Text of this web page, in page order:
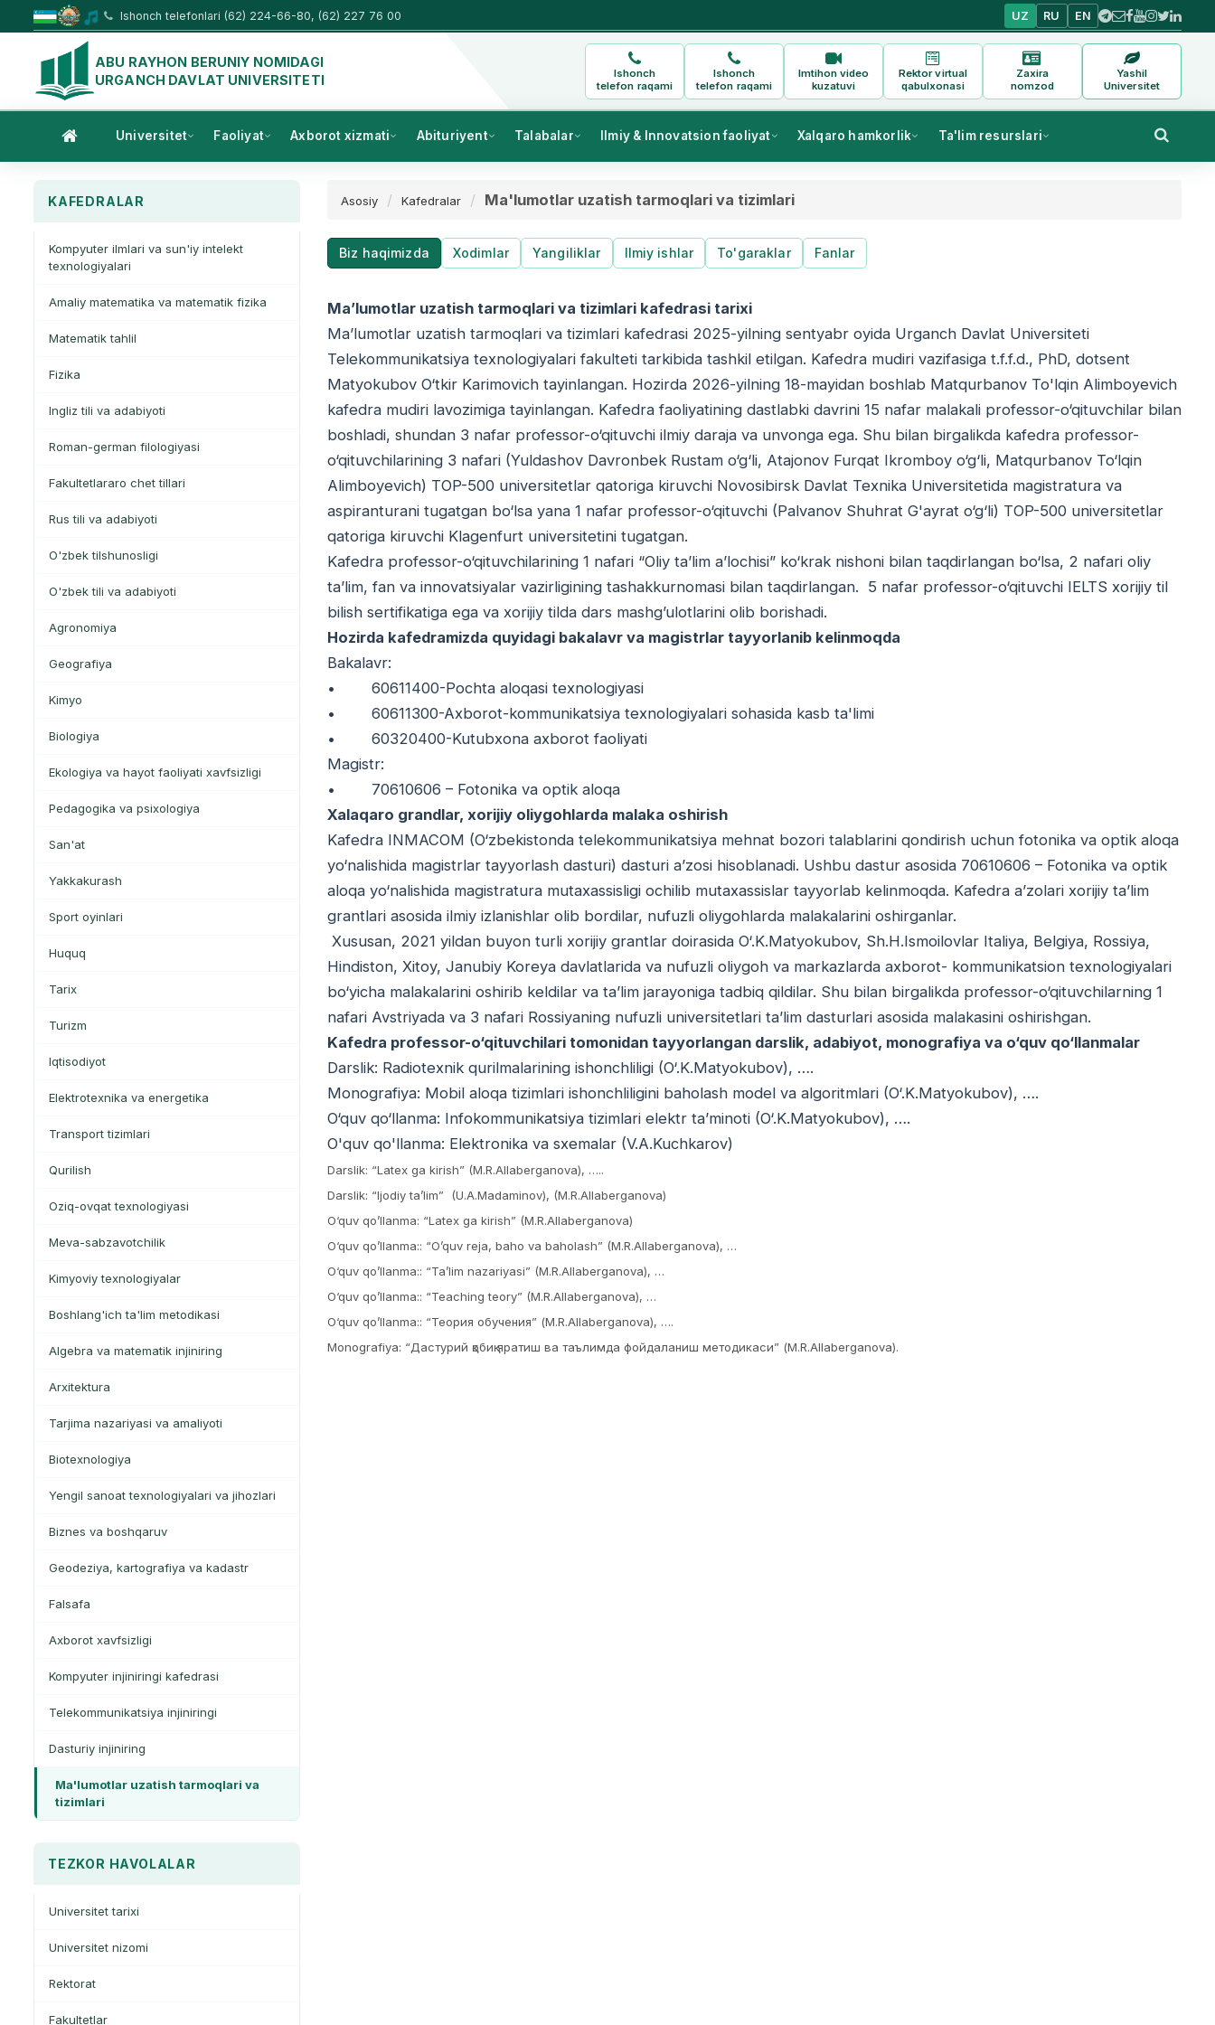
Ishonch telefonlari (62) 224-66-80, (62) 227 76 00 UZ RU EN
ABU RAYHON BERUNIY NOMIDAGI
URGANCH DAVLAT UNIVERSITETI
Ishonch
telefon raqami
Ishonch
telefon raqami
Imtihon video
kuzatuvi
Rektor virtual
qabulxonasi
Zaxira
nomzod
Yashil
Universitet
Universitet Faoliyat Axborot xizmati Abituriyent Talabalar Ilmiy & Innovatsion faoliyat Xalqaro hamkorlik Ta'lim resurslari
KAFEDRALAR
Kompyuter ilmlari va sun'iy intelekt
texnologiyalari
Amaliy matematika va matematik fizika
Matematik tahlil
Fizika
Ingliz tili va adabiyoti
Roman-german filologiyasi
Fakultetlararo chet tillari
Rus tili va adabiyoti
O'zbek tilshunosligi
O'zbek tili va adabiyoti
Agronomiya
Geografiya
Kimyo
Biologiya
Ekologiya va hayot faoliyati xavfsizligi
Pedagogika va psixologiya
San'at
Yakkakurash
Sport oyinlari
Huquq
Tarix
Turizm
Iqtisodiyot
Elektrotexnika va energetika
Transport tizimlari
Qurilish
Oziq-ovqat texnologiyasi
Meva-sabzavotchilik
Kimyoviy texnologiyalar
Boshlang'ich ta'lim metodikasi
Algebra va matematik injiniring
Arxitektura
Tarjima nazariyasi va amaliyoti
Biotexnologiya
Yengil sanoat texnologiyalari va jihozlari
Biznes va boshqaruv
Geodeziya, kartografiya va kadastr
Falsafa
Axborot xavfsizligi
Kompyuter injiniringi kafedrasi
Telekommunikatsiya injiniringi
Dasturiy injiniring
Ma'lumotlar uzatish tarmoqlari va
tizimlari
TEZKOR HAVOLALAR
Universitet tarixi
Universitet nizomi
Rektorat
Fakultetlar
Asosiy Kafedralar Ma'lumotlar uzatish tarmoqlari va tizimlari
Biz haqimizda Xodimlar Yangiliklar Ilmiy ishlar To'garaklar Fanlar
Ma’lumotlar uzatish tarmoqlari va tizimlari kafedrasi tarixi
Ma’lumotlar uzatish tarmoqlari va tizimlari kafedrasi 2025-yilning sentyabr oyida Urganch Davlat Universiteti
Telekommunikatsiya texnologiyalari fakulteti tarkibida tashkil etilgan. Kafedra mudiri vazifasiga t.f.f.d., PhD, dotsent
Matyokubov O‘tkir Karimovich tayinlangan. Hozirda 2026-yilning 18-mayidan boshlab Matqurbanov To'lqin Alimboyevich
kafedra mudiri lavozimiga tayinlangan. Kafedra faoliyatining dastlabki davrini 15 nafar malakali professor-o‘qituvchilar bilan
boshladi, shundan 3 nafar professor-o‘qituvchi ilmiy daraja va unvonga ega. Shu bilan birgalikda kafedra professor-
o‘qituvchilarining 3 nafari (Yuldashov Davronbek Rustam o‘g‘li, Atajonov Furqat Ikromboy o‘g‘li, Matqurbanov To‘lqin
Alimboyevich) TOP-500 universitetlar qatoriga kiruvchi Novosibirsk Davlat Texnika Universitetida magistratura va
aspiranturani tugatgan bo‘lsa yana 1 nafar professor-o‘qituvchi (Palvanov Shuhrat G'ayrat o‘g‘li) TOP-500 universitetlar
qatoriga kiruvchi Klagenfurt universitetini tugatgan.
Kafedra professor-o‘qituvchilarining 1 nafari “Oliy ta’lim a’lochisi” ko‘krak nishoni bilan taqdirlangan bo‘lsa, 2 nafari oliy
ta’lim, fan va innovatsiyalar vazirligining tashakkurnomasi bilan taqdirlangan. 5 nafar professor-o‘qituvchi IELTS xorijiy til
bilish sertifikatiga ega va xorijiy tilda dars mashg’ulotlarini olib borishadi.
Hozirda kafedramizda quyidagi bakalavr va magistrlar tayyorlanib kelinmoqda
Bakalavr:
• 60611400-Pochta aloqasi texnologiyasi
• 60611300-Axborot-kommunikatsiya texnologiyalari sohasida kasb ta'limi
• 60320400-Kutubxona axborot faoliyati
Magistr:
• 70610606 – Fotonika va optik aloqa
Xalaqaro grandlar, xorijiy oliygohlarda malaka oshirish
Kafedra INMACOM (O‘zbekistonda telekommunikatsiya mehnat bozori talablarini qondirish uchun fotonika va optik aloqa
yo‘nalishida magistrlar tayyorlash dasturi) dasturi a’zosi hisoblanadi. Ushbu dastur asosida 70610606 – Fotonika va optik
aloqa yo‘nalishida magistratura mutaxassisligi ochilib mutaxassislar tayyorlab kelinmoqda. Kafedra a’zolari xorijiy ta’lim
grantlari asosida ilmiy izlanishlar olib bordilar, nufuzli oliygohlarda malakalarini oshirganlar.
Xususan, 2021 yildan buyon turli xorijiy grantlar doirasida O‘.K.Matyokubov, Sh.H.Ismoilovlar Italiya, Belgiya, Rossiya,
Hindiston, Xitoy, Janubiy Koreya davlatlarida va nufuzli oliygoh va markazlarda axborot- kommunikatsion texnologiyalari
bo‘yicha malakalarini oshirib keldilar va ta’lim jarayoniga tadbiq qildilar. Shu bilan birgalikda professor-o‘qituvchilarning 1
nafari Avstriyada va 3 nafari Rossiyaning nufuzli universitetlari ta’lim dasturlari asosida malakasini oshirishgan.
Kafedra professor-o‘qituvchilari tomonidan tayyorlangan darslik, adabiyot, monografiya va o‘quv qo‘llanmalar
Darslik: Radiotexnik qurilmalarining ishonchliligi (O‘.K.Matyokubov), ….
Monografiya: Mobil aloqa tizimlari ishonchliligini baholash model va algoritmlari (O‘.K.Matyokubov), ….
O‘quv qo‘llanma: Infokommunikatsiya tizimlari elektr ta’minoti (O‘.K.Matyokubov), ….
O'quv qo'llanma: Elektronika va sxemalar (V.A.Kuchkarov)
Darslik: “Latex ga kirish” (M.R.Allaberganova), …..
Darslik: “Ijodiy ta’lim” (U.A.Madaminov), (M.R.Allaberganova)
O‘quv qo’llanma: “Latex ga kirish” (M.R.Allaberganova)
O‘quv qo’llanma:: “O’quv reja, baho va baholash” (M.R.Allaberganova), …
O‘quv qo’llanma:: “Ta’lim nazariyasi” (M.R.Allaberganova), …
O‘quv qo’llanma:: “Teaching teory” (M.R.Allaberganova), …
O‘quv qo’llanma:: “Теория обучения” (M.R.Allaberganova), ….
Monografiya: “Дастурий қобиқ яратиш ва таълимда фойдаланиш методикаси” (M.R.Allaberganova).